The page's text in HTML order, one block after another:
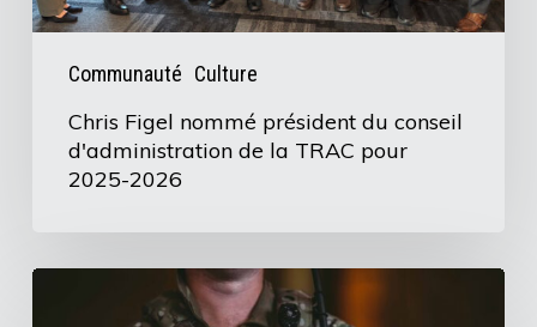
Communauté Culture
la
pour
2025-
2026
Chris Figel nommé président du conseil
d'administration de la TRAC pour
2025-2026